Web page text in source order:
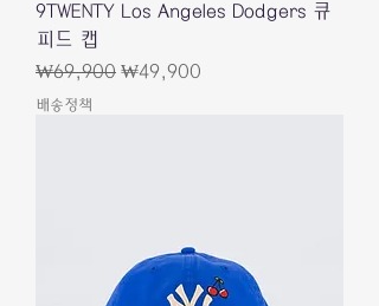
9TWENTY Los Angeles Dodgers 큐
피드 캡
일반가
₩69,900 할인가
₩49,900
배송정책